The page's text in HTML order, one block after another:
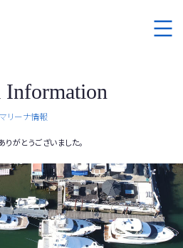
Information
マリーナ情報
りがとうございました。